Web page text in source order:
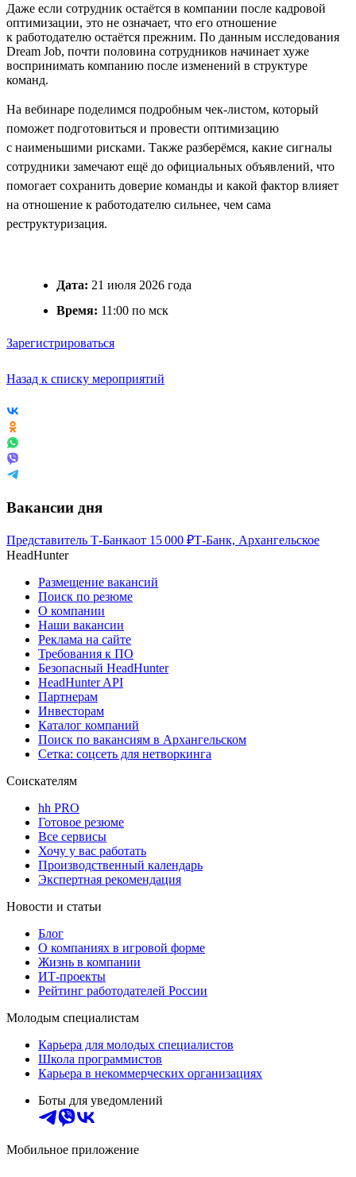
Даже если сотрудник остаётся в компании после кадровой
оптимизации, это не означает, что его отношение
к работодателю остаётся прежним. По данным исследования
Dream Job, почти половина сотрудников начинает хуже
воспринимать компанию после изменений в структуре
команд.
На вебинаре поделимся подробным чек-листом, который
поможет подготовиться и провести оптимизацию
с наименьшими рисками. Также разберёмся, какие сигналы
сотрудники замечают ещё до официальных объявлений, что
помогает сохранить доверие команды и какой фактор влияет
на отношение к работодателю сильнее, чем сама
реструктуризация.
Дата: 21 июля 2026 года
Время: 11:00 по мск
Зарегистрироваться
Назад к списку мероприятий
Вакансии дня
Представитель Т-Банкаот 15 000 ₽Т-Банк, Архангельское
HeadHunter
Размещение вакансий
Поиск по резюме
О компании
Наши вакансии
Реклама на сайте
Требования к ПО
Безопасный HeadHunter
HeadHunter API
Партнерам
Инвесторам
Каталог компаний
Поиск по вакансиям в Архангельском
Сетка: соцсеть для нетворкинга
Соискателям
hh PRO
Готовое резюме
Все сервисы
Хочу у вас работать
Производственный календарь
Экспертная рекомендация
Новости и статьи
Блог
О компаниях в игровой форме
Жизнь в компании
ИТ-проекты
Рейтинг работодателей России
Молодым специалистам
Карьера для молодых специалистов
Школа программистов
Карьера в некоммерческих организациях
Боты для уведомлений
Мобильное приложение